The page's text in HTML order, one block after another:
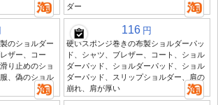
ダー
のショルダー
ザー、コー
り止めのショ
、偽のショル
116 円
硬いスポンジ巻きの布製ショルダーパッ
ド、シャツ、ブレザー、コート、ショル
ダーパッド、ショルダーパッド、ショル
ダーパッド、スリップショルダー、肩の
崩れ、肩が厚い